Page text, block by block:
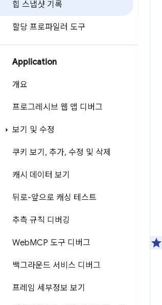
힙 스냅샷 기록
할당 프로파일러 도구
Application
개요
프로그레시브 웹 앱 디버그
보기 및 수정
쿠키 보기 , 추가, 수정 및 삭제
캐시 데이터 보기
뒤로-앞으로 캐싱 테스트
추측 규칙 디버깅
WebMCP 도구 디버그
백그라운드 서비스 디버그
프레임 세부정보 보기